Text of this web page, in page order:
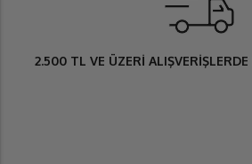
2.500 TL VE ÜZERİ ALIŞVERİŞLERDE